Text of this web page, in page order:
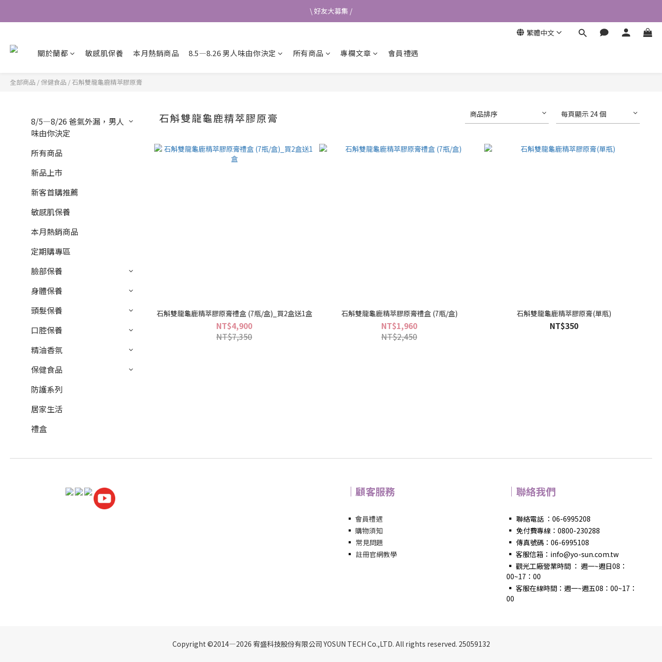
\ 好友大募集 /
\ 好友大募集 /
👉立即成為蘭都會員
繁體中文
關於蘭都 敏感肌保養 本月熱銷商品 8.5—8.26 男人味由你決定 所有商品 專欄文章 會員禮遇
全部商品 /保健食品 /石斛雙龍龜鹿精萃膠原膏
8/5—8/26 爸氣外漏，男人
味由你決定
所有商品
新品上市
新客首購推薦
敏感肌保養
本月熱銷商品
定期購專區
臉部保養
身體保養
頭髮保養
口腔保養
精油香氛
保健食品
防護系列
居家生活
禮盒
石斛雙龍龜鹿精萃膠原膏 商品排序 每頁顯示 24 個
石斛雙龍龜鹿精萃膠原膏禮盒 (7瓶/盒)_買2盒送1盒
NT$4,900
NT$7,350
石斛雙龍龜鹿精萃膠原膏禮盒 (7瓶/盒)
NT$1,960
NT$2,450
石斛雙龍龜鹿精萃膠原膏(單瓶)
NT$350
｜顧客服務
▪ 會員禮遇
▪ 購物須知
▪ 常見問題
▪ 註冊官網教學
｜聯絡我們
▪ 聯絡電話 ：06-6995208
▪ 免付費專線：0800-230288
▪ 傳真號碼：06-6995108
▪ 客服信箱：info@yo-sun.com.tw
▪ 觀光工廠營業時間 ： 週一~週日08：
00~17：00
▪ 客服在線時間：週一~週五08：00~17：
00
Copyright ©2014—2026 宥盛科技股份有限公司 YOSUN TECH Co.,LTD. All rights reserved. 25059132